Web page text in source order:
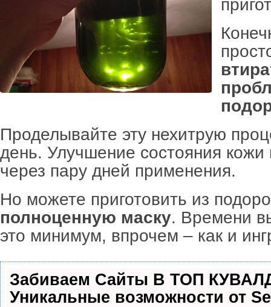
Проделывайте эту нехитрую
день. Улучшение состояния
через пару дней применения.
Но можете приготовить из
полноценную маску. Времени
это минимум, впрочем – как и
Забиваем Сайты В ТОП
Уникальные возможности от